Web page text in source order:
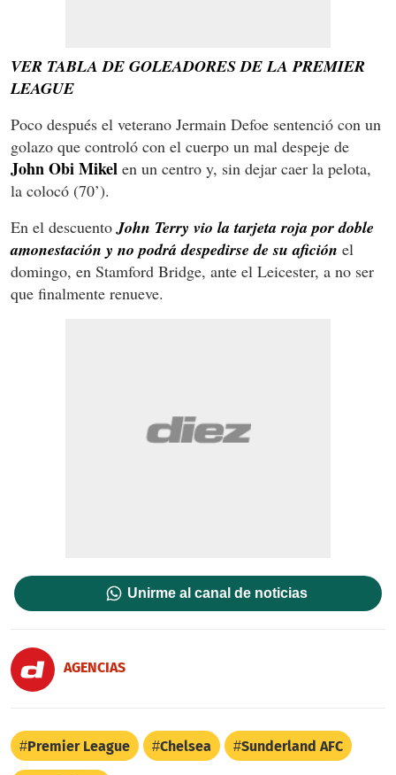
VER TABLA DE GOLEADORES DE LA PREMIER
LEAGUE
Poco después el veterano Jermain Defoe sentenció con un
golazo que controló con el cuerpo un mal despeje de
John Obi Mikel en un centro y, sin dejar caer la pelota,
la colocó (70’).
En el descuento John Terry vio la tarjeta roja por doble
amonestación y no podrá despedirse de su afición el
domingo, en Stamford Bridge, ante el Leicester, a no ser
que finalmente renueve.
Unirme al canal de noticias
AGENCIAS
Premier League Chelsea Sunderland AFC